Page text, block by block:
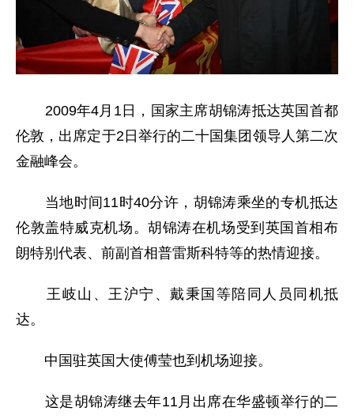
2009年4月1日，国家主席胡锦涛抵达英国首都
伦敦，出席定于2日举行的二十国集团领导人第二次
金融峰会。
当地时间11时40分许，胡锦涛乘坐的专机抵达
伦敦盖特威克机场。胡锦涛在机场受到英国首相布
朗特别代表、前副首相普雷斯科特等的热情迎接。
王岐山、王沪宁、戴秉国等陪同人员同机抵
达。
中国驻英国大使傅莹也到机场迎接。
这是胡锦涛继去年11月出席在华盛顿举行的二